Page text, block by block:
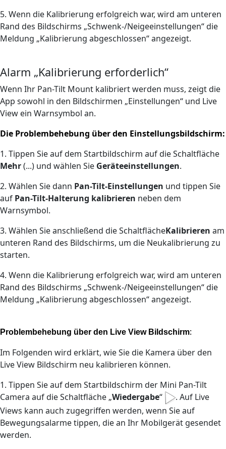
5. Wenn die Kalibrierung erfolgreich war, wird am unteren
Rand des Bildschirms „Schwenk-/Neigeeinstellungen“ die
Meldung „Kalibrierung abgeschlossen“ angezeigt.
Alarm „Kalibrierung erforderlich“
Wenn Ihr Pan-Tilt Mount kalibriert werden muss, zeigt die
App sowohl in den Bildschirmen „Einstellungen“ und Live
View ein Warnsymbol an.
Die Problembehebung über den Einstellungsbildschirm:
1. Tippen Sie auf dem Startbildschirm auf die Schaltfläche
Mehr(...) und wählen Sie Geräteeinstellungen.
2. Wählen Sie dann Pan-Tilt-Einstellungen und tippen Sie
auf Pan-Tilt-Halterung kalibrieren neben dem
Warnsymbol.
3. Wählen Sie anschließend die SchaltflächeKalibrieren am
unteren Rand des Bildschirms, um die Neukalibrierung zu
starten.
4. Wenn die Kalibrierung erfolgreich war, wird am unteren
Rand des Bildschirms „Schwenk-/Neigeeinstellungen“ die
Meldung „Kalibrierung abgeschlossen“ angezeigt.
Problembehebung über den Live View Bildschirm:
Im Folgenden wird erklärt, wie Sie die Kamera über den
Live View Bildschirm neu kalibrieren können.
1. Tippen Sie auf dem Startbildschirm der Mini Pan-Tilt
Camera auf die Schaltfläche „Wiedergabe“
. Auf Live
Views kann auch zugegriffen werden, wenn Sie auf
Bewegungsalarme tippen, die an Ihr Mobilgerät gesendet
werden.